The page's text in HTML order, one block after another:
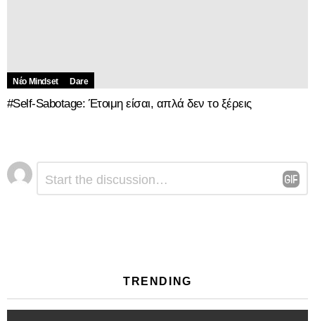
Νέο Mindset Dare
#Self-Sabotage: Έτοιμη είσαι, απλά δεν το ξέρεις
Αφήστε
μια
απάντηση
TRENDING